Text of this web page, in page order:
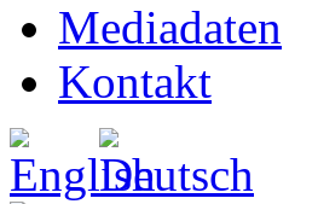
Mediadaten
Kontakt